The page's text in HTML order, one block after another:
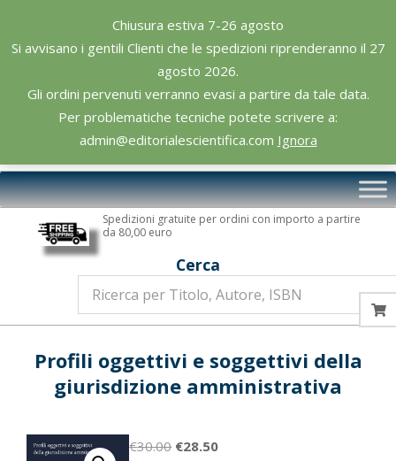
Chiusura estiva 7-26 agosto
Si avvisano i gentili Clienti che le spedizioni riprenderanno il 27
agosto 2026.
Gli ordini pervenuti verranno evasi a partire da tale data.
Per problematiche tecniche potete scrivere a:
admin@editorialescientifica.com Ignora
content
Editoriale
Scientifica
Primary
Navigation
Spedizioni gratuite per ordini con importo a partire
da 80,00 euro
Cerca
Profili oggettivi e soggettivi della
giurisdizione amministrativa
€30.00 Il
€28.50Il